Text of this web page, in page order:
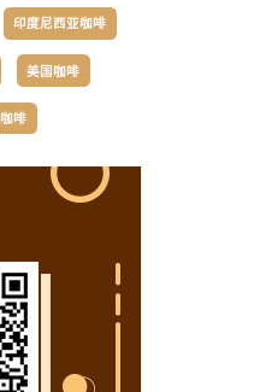
印度尼西亚咖啡
美国咖啡
啡